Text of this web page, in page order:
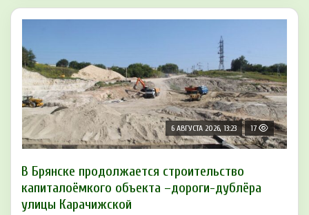
6 АВГУСТА 2026, 13:23 17
В Брянске продолжается строительство
капиталоёмкого объекта –дороги-дублёра
улицы Карачижской